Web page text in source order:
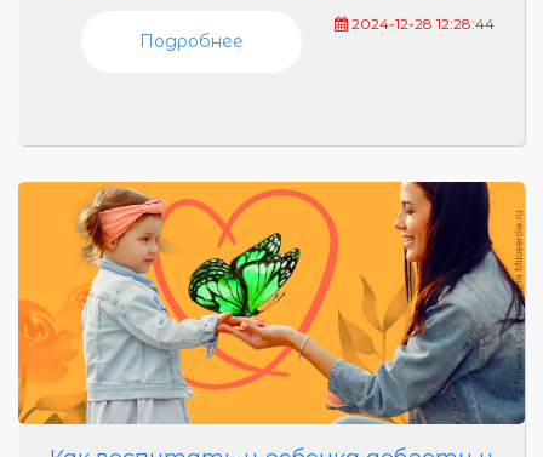
2024-12-28 12:28:44
Подробнее